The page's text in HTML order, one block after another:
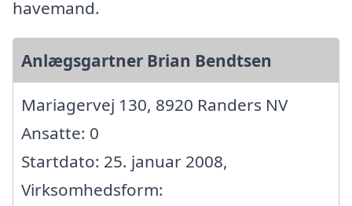
havemand.
Anlægsgartner Brian Bendtsen
Mariagervej 130, 8920 Randers NV
Ansatte: 0
Startdato: 25. januar 2008,
Virksomhedsform: